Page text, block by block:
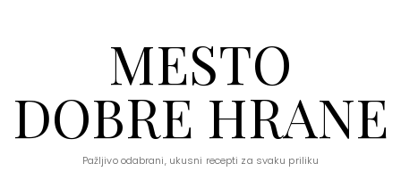
MESTO
DOBRE HRANE
Pažljivo odabrani, ukusni recepti za svaku priliku